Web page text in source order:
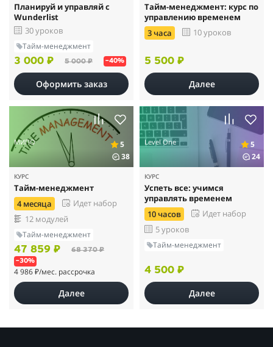
Планируй и управляй с
Wunderlist
30 уроков
Тайм-менеджмент
3 000 ₽ 5 000 ₽ –40%
Оформить заказ
Тайм-менеджмент: курс по
управлению временем
3 часа 10 уроков
5 500 ₽
Далее
МИПО
5
38
КУРС
Тайм-менеджмент
4 месяца
Идет набор
12 модулей
Тайм-менеджмент
47 859 ₽ 68 370 ₽
–30%
4 986 ₽/мес. рассрочка
Далее
Level One
5
24
КУРС
Успеть все: учимся
управлять временем
10 часов
Идет набор
5 уроков
Тайм-менеджмент
4 500 ₽
Далее